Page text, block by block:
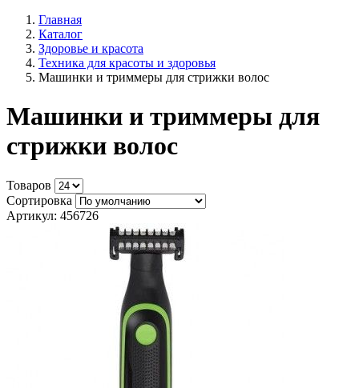
Главная
Каталог
Здоровье и красота
Техника для красоты и здоровья
Машинки и триммеры для стрижки волос
Машинки и триммеры для
стрижки волос
Товаров
Сортировка
Артикул: 456726